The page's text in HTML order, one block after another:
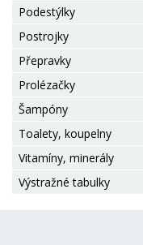
Podestýlky
Postrojky
Přepravky
Prolézačky
Šampóny
Toalety, koupelny
Vitamíny, minerály
Výstražné tabulky